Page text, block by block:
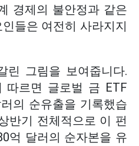
경제의 불안정과 같은
들은 여전히 사라지지
린 그림을 보여줍니다.
따르면 글로벌 금 ETF
의 순유출을 기록했습
반기 전체적으로 이 펀
억 달러의 순자본을 유